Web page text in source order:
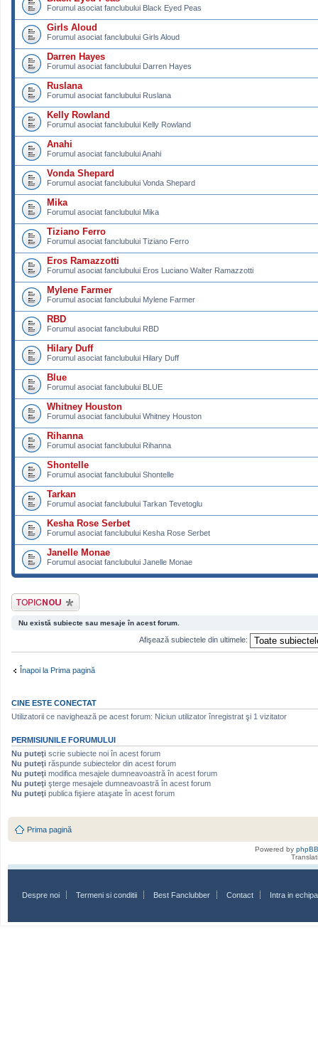
Forumul asociat fanclubului Black Eyed Peas
Girls Aloud
Forumul asociat fanclubului Girls Aloud
Darren Hayes
Forumul asociat fanclubului Darren Hayes
Ruslana
Forumul asociat fanclubului Ruslana
Kelly Rowland
Forumul asociat fanclubului Kelly Rowland
Anahi
Forumul asociat fanclubului Anahi
Vonda Shepard
Forumul asociat fanclubului Vonda Shepard
Mika
Forumul asociat fanclubului Mika
Tiziano Ferro
Forumul asociat fanclubului Tiziano Ferro
Eros Ramazzotti
Forumul asociat fanclubului Eros Luciano Walter Ramazzotti
Mylene Farmer
Forumul asociat fanclubului Mylene Farmer
RBD
Forumul asociat fanclubului RBD
Hilary Duff
Forumul asociat fanclubului Hilary Duff
Blue
Forumul asociat fanclubului BLUE
Whitney Houston
Forumul asociat fanclubului Whitney Houston
Rihanna
Forumul asociat fanclubului Rihanna
Shontelle
Forumul asociat fanclubului Shontelle
Tarkan
Forumul asociat fanclubului Tarkan Tevetoglu
Kesha Rose Serbet
Forumul asociat fanclubului Kesha Rose Serbet
Janelle Monae
Forumul asociat fanclubului Janelle Monae
Scrie un subiect
nou
Nu există subiecte sau mesaje în acest forum.
Afişează subiectele din ultimele:
Înapoi la Prima pagină
CINE ESTE CONECTAT
Utilizatorii ce navighează pe acest forum: Niciun utilizator înregistrat şi 1 vizitator
PERMISIUNILE FORUMULUI
Nu puteţi scrie subiecte noi în acest forum
Nu puteţi răspunde subiectelor din acest forum
Nu puteţi modifica mesajele dumneavoastră în acest forum
Nu puteţi şterge mesajele dumneavoastră în acest forum
Nu puteţi publica fişiere ataşate în acest forum
Prima pagină
Powered by phpBB
Despre noi Termeni si conditii Best Fanclubber Contact Intra in